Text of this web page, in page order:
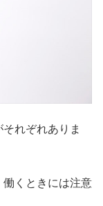
れぞれありま
くときには注意